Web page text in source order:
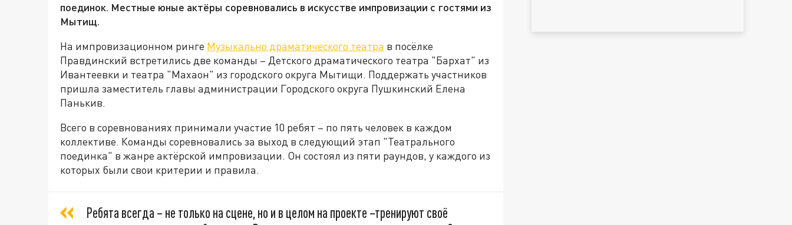
поединок. Местные юные актёры соревновались в искусстве импровизации с гостями из
Мытищ.
На импровизационном ринге Музыкально драматического театра в посёлке
Правдинский встретились две команды – Детского драматического театра "Бархат" из
Ивантеевки и театра "Махаон" из городского округа Мытищи. Поддержать участников
пришла заместитель главы администрации Городского округа Пушкинский Елена
Панькив.
Всего в соревнованиях принимали участие 10 ребят – по пять человек в каждом
коллективе. Команды соревновались за выход в следующий этап "Театрального
поединка" в жанре актёрской импровизации. Он состоял из пяти раундов, у каждого из
которых были свои критерии и правила.
Ребята всегда – не только на сцене, но и в целом на проекте –тренируют своё